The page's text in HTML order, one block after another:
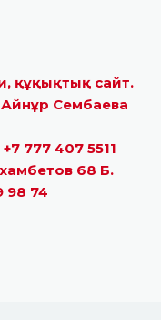
құқықтық сайт.
Айнұр Сембаева
777 407 5511
68 Б.
98 74